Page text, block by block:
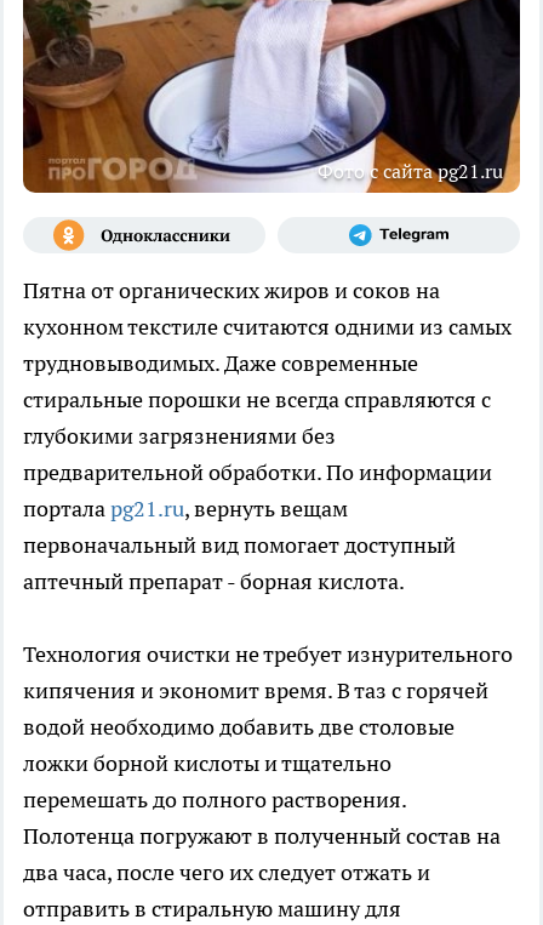
Фото с сайта pg21.ru
Пятна от органических жиров и соков на
кухонном текстиле считаются одними из самых
трудновыводимых. Даже современные
стиральные порошки не всегда справляются с
глубокими загрязнениями без
предварительной обработки. По информации
порталаpg21.ru, вернуть вещам
первоначальный вид помогает доступный
аптечный препарат - борная кислота.
Технология очистки не требует изнурительного
кипячения и экономит время. В таз с горячей
водой необходимо добавить две столовые
ложки борной кислоты и тщательно
перемешать до полного растворения.
Полотенца погружают в полученный состав на
два часа, после чего их следует отжать и
отправить в стиральную машину для